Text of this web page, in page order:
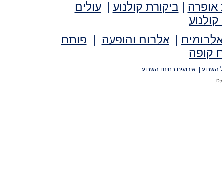
אופרה | ביקורת קולנוע |עולים
קולנוע
|אלבום והופעה | פותח
קופה
השבוע אירועים בחינם השבוע